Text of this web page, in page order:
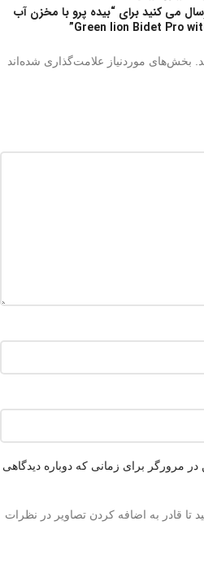
می کنید برای “بیده پرو با مخزن آب
بخش‌های موردنیاز علامت‌گذاری شده‌اند
مرورگر برای زمانی که دوباره دیدگاهی
تا قادر به اضافه کردن تصاویر در نظرات